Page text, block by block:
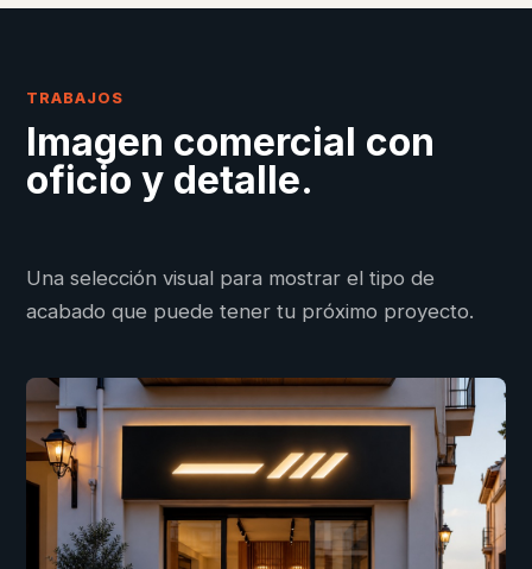
TRABAJOS
Imagen comercial con
oficio y detalle.
Una selección visual para mostrar el tipo de
acabado que puede tener tu próximo proyecto.